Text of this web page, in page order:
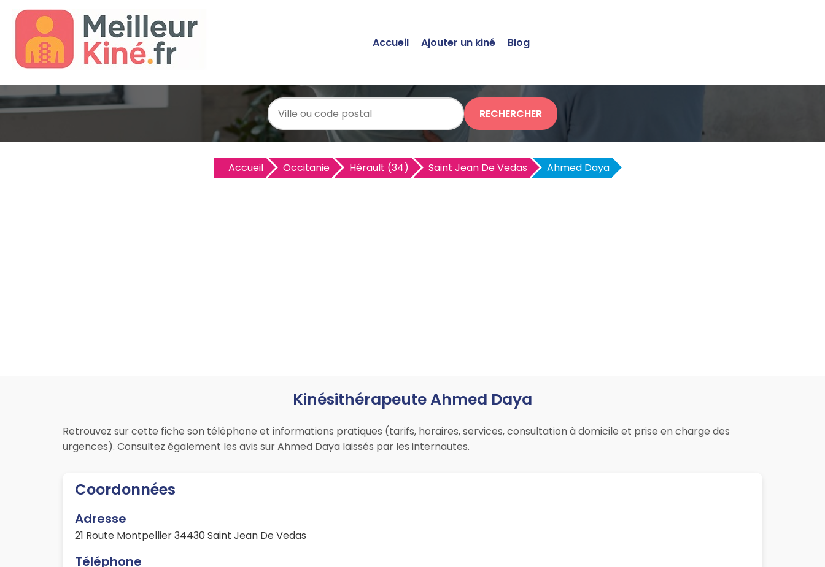
Accueil Ajouter un kiné Blog
RECHERCHER
Accueil Occitanie Hérault (34) Saint Jean De Vedas Ahmed Daya
Kinésithérapeute Ahmed Daya
Retrouvez sur cette fiche son téléphone et informations pratiques (tarifs, horaires, services, consultation à domicile et prise en charge des
urgences). Consultez également les avis sur Ahmed Daya laissés par les internautes.
Coordonnées
Adresse
21 Route Montpellier 34430 Saint Jean De Vedas
Téléphone